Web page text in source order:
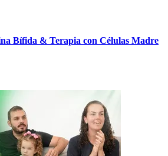
Bífida & Terapia con Células Madre